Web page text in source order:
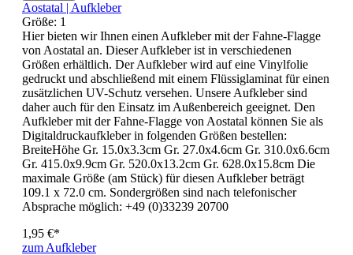
Aostatal | Aufkleber
Größe: 1
Hier bieten wir Ihnen einen Aufkleber mit der Fahne-Flagge
von Aostatal an. Dieser Aufkleber ist in verschiedenen
Größen erhältlich. Der Aufkleber wird auf eine Vinylfolie
gedruckt und abschließend mit einem Flüssiglaminat für einen
zusätzlichen UV-Schutz versehen. Unsere Aufkleber sind
daher auch für den Einsatz im Außenbereich geeignet. Den
Aufkleber mit der Fahne-Flagge von Aostatal können Sie als
Digitaldruckaufkleber in folgenden Größen bestellen:
BreiteHöhe Gr. 15.0x3.3cm Gr. 27.0x4.6cm Gr. 310.0x6.6cm
Gr. 415.0x9.9cm Gr. 520.0x13.2cm Gr. 628.0x15.8cm Die
maximale Größe (am Stück) für diesen Aufkleber beträgt
109.1 x 72.0 cm. Sondergrößen sind nach telefonischer
Absprache möglich: +49 (0)33239 20700
1,95 €*
zum Aufkleber